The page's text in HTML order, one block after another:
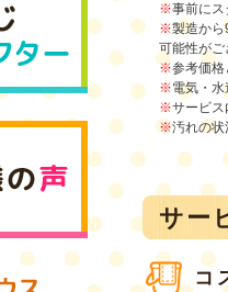
※事前にス
※製造か
可能性がご
※参考価格
※電気・水
※サービス
※汚れの状
サー
コ